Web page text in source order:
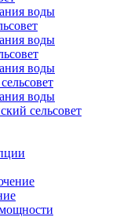
воды
воды
воды
воды
сельсовет